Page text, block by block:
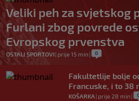
Veliki peh za svjetskog
Furlani zbog povrede
Evropskog prvenstva
OSTALI SPORTOVI| prije 15 min | 0
Fakultetlije bolje
Francuske, i to 38
KOŠARKA | prije 28 min |